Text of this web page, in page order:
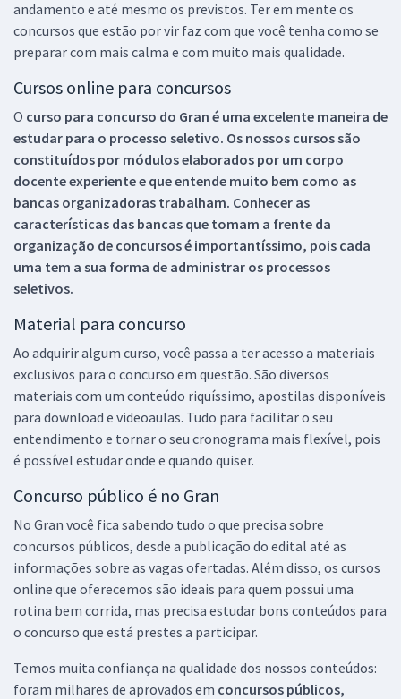
andamento e até mesmo os previstos. Ter em mente os
concursos que estão por vir faz com que você tenha como se
preparar com mais calma e com muito mais qualidade.
Cursos online para concursos
O curso para concurso do Gran é uma excelente maneira de
estudar para o processo seletivo. Os nossos cursos são
constituídos por módulos elaborados por um corpo
docente experiente e que entende muito bem como as
bancas organizadoras trabalham. Conhecer as
características das bancas que tomam a frente da
organização de concursos é importantíssimo, pois cada
uma tem a sua forma de administrar os processos
seletivos.
Material para concurso
Ao adquirir algum curso, você passa a ter acesso a materiais
exclusivos para o concurso em questão. São diversos
materiais com um conteúdo riquíssimo, apostilas disponíveis
para download e videoaulas. Tudo para facilitar o seu
entendimento e tornar o seu cronograma mais flexível, pois
é possível estudar onde e quando quiser.
Concurso público é no Gran
No Gran você fica sabendo tudo o que precisa sobre
concursos públicos, desde a publicação do edital até as
informações sobre as vagas ofertadas. Além disso, os cursos
online que oferecemos são ideais para quem possui uma
rotina bem corrida, mas precisa estudar bons conteúdos para
o concurso que está prestes a participar.
Temos muita confiança na qualidade dos nossos conteúdos:
foram milhares de aprovados em concursos públicos,